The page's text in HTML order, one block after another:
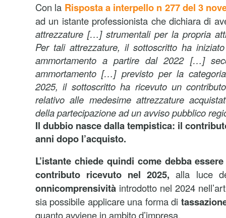
Con la Risposta a interpello n 277 del 3
ad un istante professionista che dichiara di
attrezzature […] strumentali per la propria
Per tali attrezzature, il sottoscritto ha
ammortamento a partire dal 2022 […]
ammortamento […] previsto per la
2025, il sottoscritto ha ricevuto un
relativo alle medesime attrezzature
della partecipazione ad un avviso pubblico
Il dubbio nasce dalla tempistica: il
anni dopo l’acquisto.
L’istante chiede quindi come debba
contributo ricevuto nel 2025,alla luce
onnicomprensività introdotto nel 2024
sia possibile applicare una forma di
quanto avviene in ambito d’impresa.